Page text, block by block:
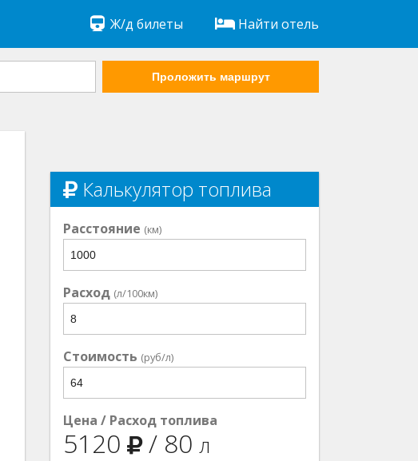
Ж/д билеты Найти отель
Проложить маршрут
Калькулятор топлива
Расстояние (км)
Расход (л/100км)
Стоимость (руб/л)
Цена / Расход топлива
5120 / 80 л